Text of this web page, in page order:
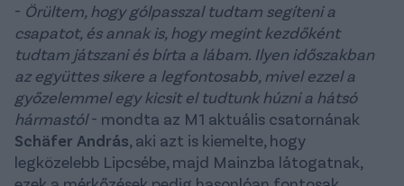
- Örültem, hogy gólpasszal tudtam segíteni a
csapatot, és annak is, hogy megint kezdőként
tudtam játszani és bírta a lábam. Ilyen időszakban
az együttes sikere a legfontosabb, mivel ezzel a
győzelemmel egy kicsit el tudtunk húzni a hátsó
hármastól- mondta az M1 aktuális csatornának
Schäfer András, aki azt is kiemelte, hogy
legközelebb Lipcsébe, majd Mainzba látogatnak,